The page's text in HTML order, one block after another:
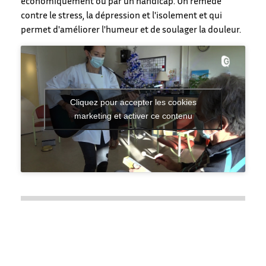
contre le stress, la dépression et l'isolement et qui
permet d'améliorer l'humeur et de soulager la douleur.
Cliquez pour accepter les cookies
marketing et activer ce contenu